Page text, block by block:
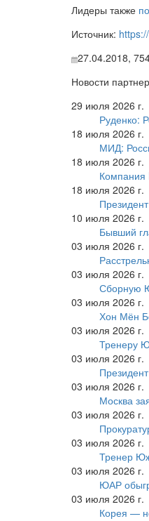
Лидеры также
Источник:
27.04.2018,
Новости
29 июля 2026 г.
Руденко:
18 июля 2026 г.
МИД:
18 июля 2026 г.
Компания
18 июля 2026 г.
10 июля 2026 г.
Бывший
03 июля 2026 г.
03 июля 2026 г.
Сборную
03 июля 2026 г.
Хон Мён
03 июля 2026 г.
Тренеру
03 июля 2026 г.
03 июля 2026 г.
Москва
03 июля 2026 г.
03 июля 2026 г.
Тренер
03 июля 2026 г.
ЮАР
03 июля 2026 г.
Корея —